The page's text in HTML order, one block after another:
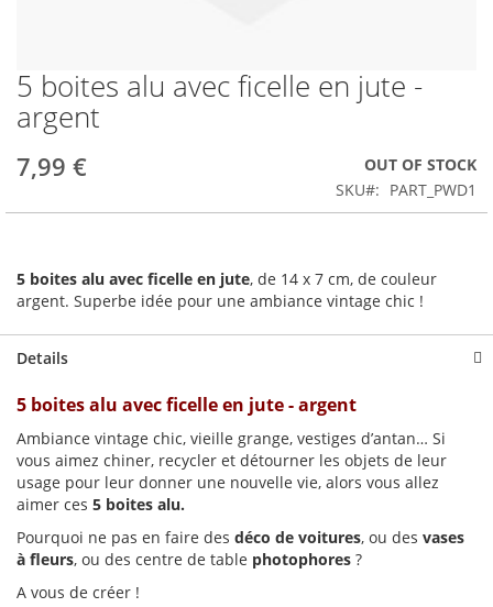
Skip
to
the
of
images
5 boites alu avec ficelle en jute -
argent
7,99 €
OUT OF STOCK
SKU
PART_PWD1
5 boites alu avec ficelle en jute, de 14 x 7 cm, de couleur
argent. Superbe idée pour une ambiance vintage chic !
Details
5 boites alu avec ficelle en jute - argent
Ambiance vintage chic, vieille grange, vestiges d’antan… Si
vous aimez chiner, recycler et détourner les objets de leur
usage pour leur donner une nouvelle vie, alors vous allez
aimer ces 5 boites alu.
Pourquoi ne pas en faire des déco de voitures, ou des vases
à fleurs, ou des centre de table photophores ?
A vous de créer !